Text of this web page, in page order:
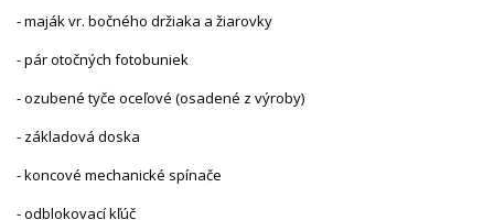
- maják vr. bočného držiaka a žiarovky
- pár otočných fotobuniek
- ozubené tyče oceľové (osadené z výroby)
- základová doska
- koncové mechanické spínače
- odblokovací kľúč